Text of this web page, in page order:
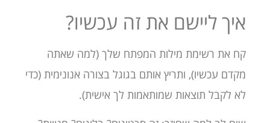
איך ליישם את זה עכשיו?
קח את רשימת מילות המפתח שלך (למה שאתה
מקדם עכשיו), ותריץ אותם בגוגל בצורה אנונימית (כדי
לא לקבל תוצאות שמותאמות לך אישית).